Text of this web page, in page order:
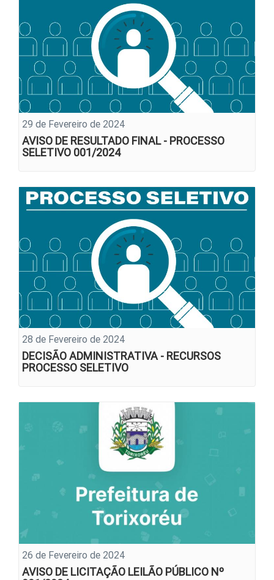
29 de Fevereiro de 2024
AVISO DE RESULTADO FINAL - PROCESSO
SELETIVO 001/2024
28 de Fevereiro de 2024
DECISÃO ADMINISTRATIVA - RECURSOS
PROCESSO SELETIVO
26 de Fevereiro de 2024
AVISO DE LICITAÇÃO LEILÃO PÚBLICO Nº